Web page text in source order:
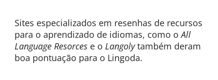
Sites especializados em resenhas de recursos
para o aprendizado de idiomas, como oAll
Language Resorces e o Langolytambém deram
boa pontuação para o Lingoda.